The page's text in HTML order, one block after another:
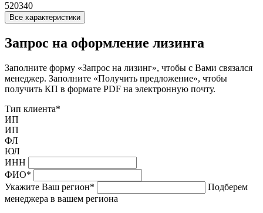
520340
Все характеристики
Запрос на оформление лизинга
Заполните форму «Запрос на лизинг», чтобы с Вами связался
менеджер. Заполните «Получить предложение», чтобы
получить КП в формате PDF на электронную почту.
Тип клиента*
ИП
ИП
ФЛ
ЮЛ
ИНН
ФИО*
Укажите Ваш регион*
Подберем
менеджера в вашем региона